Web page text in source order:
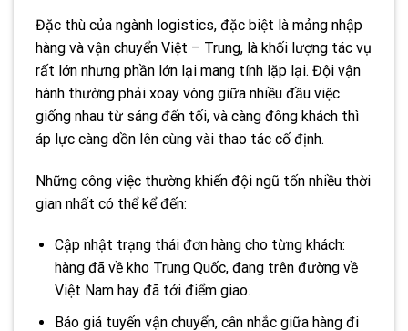
Đặc thù của ngành logistics, đặc biệt là mảng nhập
hàng và vận chuyển Việt – Trung, là khối lượng tác vụ
rất lớn nhưng phần lớn lại mang tính lặp lại. Đội vận
hành thường phải xoay vòng giữa nhiều đầu việc
giống nhau từ sáng đến tối, và càng đông khách thì
áp lực càng dồn lên cùng vài thao tác cố định.
Những công việc thường khiến đội ngũ tốn nhiều thời
gian nhất có thể kể đến:
Cập nhật trạng thái đơn hàng cho từng khách:
hàng đã về kho Trung Quốc, đang trên đường về
Việt Nam hay đã tới điểm giao.
Báo giá tuyến vận chuyển, cân nhắc giữa hàng đi